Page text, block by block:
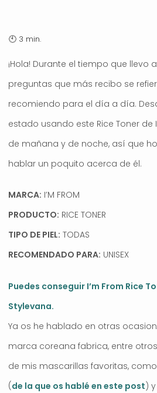
¡Hola! Durante el tiempo que llevo
preguntas que más recibo se
recomiendo para el día a día.
estado usando este Rice Toner de
de mañana y de noche, así que
hablar un poquito acerca de él.
MARCA: I’M FROM
PRODUCTO: RICE TONER
TIPO DE PIEL: TODAS
RECOMENDADO PARA: UNISEX
Puedes conseguir I’m From Rice
Stylevana.
Ya os he hablado en otras
marca coreana fabrica, entre
de mis mascarillas favoritas,
(de la que os hablé en este post)